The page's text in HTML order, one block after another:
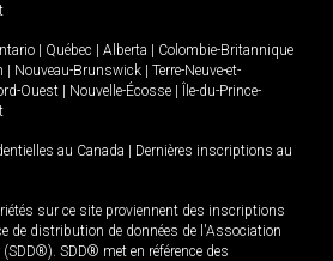
| Québec | Alberta | Colombie-Britannique
| Nouveau-Brunswick | Terre-Neuve-et-
Ouest | Nouvelle-Écosse | Île-du-Prince-
au Canada | Dernières inscriptions au
sur ce site proviennent des inscriptions
de distribution de données de l'Association
SDD® met en référence des